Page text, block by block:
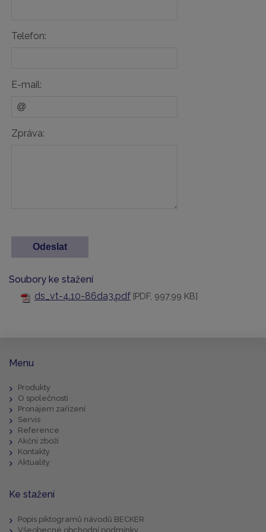
Telefon:
E-mail:
Zpráva:
Soubory ke stažení
ds_vt-4.10-86da3.pdf [PDF, 997,99 KB]
Menu
Produkty
O společnosti
Pronájem zařízení
Servis
Reference
Akční zboží
Kontakty
Aktuality
Ke stažení
Popis piktogramů návodů BECKER
Všeobecné obchodní podmínky